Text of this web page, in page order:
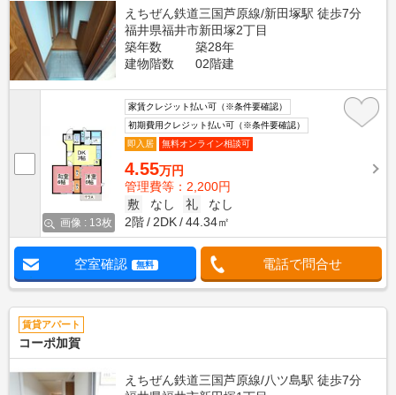
えちぜん鉄道三国芦原線/新田塚駅 徒歩7分
福井県福井市新田塚2丁目
築年数
築28年
建物階数
02階建
画像 : 13枚
家賃クレジット払い可（※条件要確認）
初期費用クレジット払い可（※条件要確認）
即入居
無料オンライン相談可
4.55万円
管理費等：2,200円
敷
なし 礼
なし
2階
2DK 44.34㎡
空室確認 無料 電話で問合せ
賃貸アパート
コーポ加賀
えちぜん鉄道三国芦原線/八ツ島駅 徒歩7分